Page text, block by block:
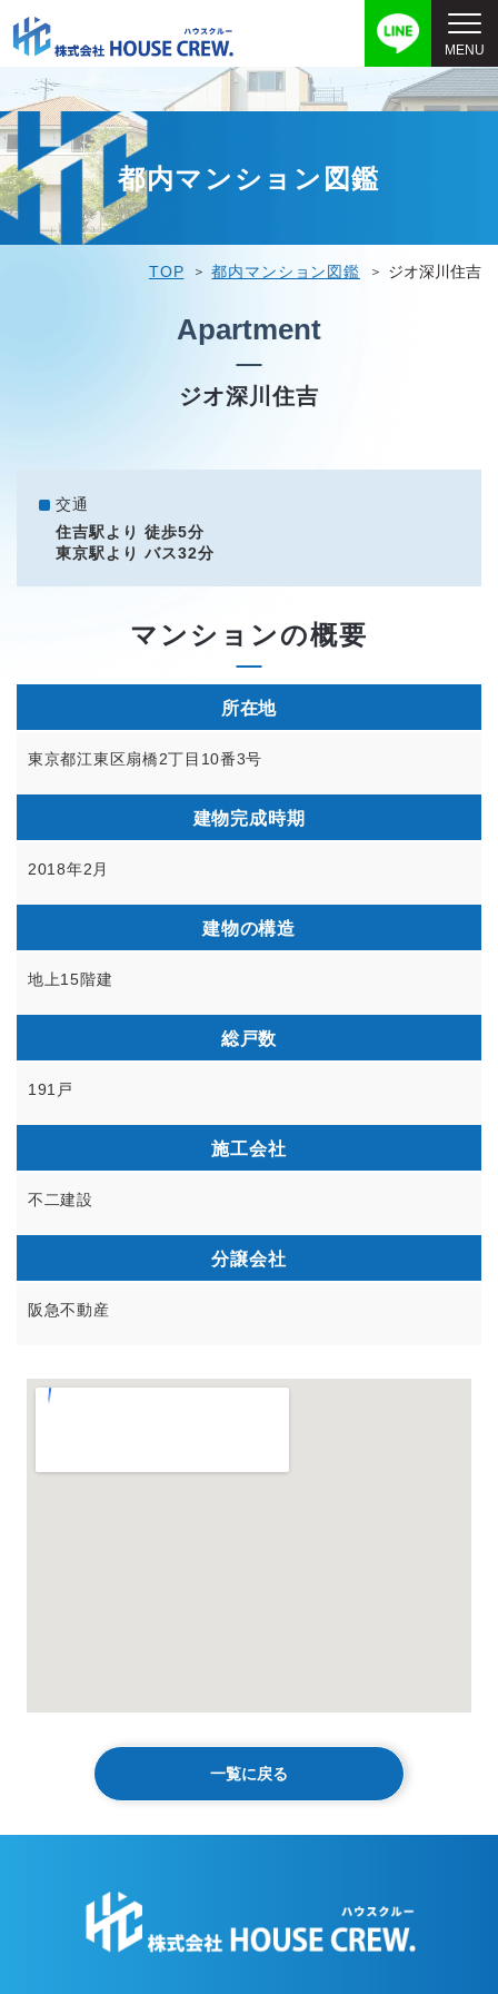
都内マンション図鑑
TOP 都内マンション図鑑 ジオ深川住吉
Apartment
ジオ深川住吉
交通
住吉駅より 徒歩5分
東京駅より バス32分
マンションの概要
所在地
東京都江東区扇橋2丁目10番3号
建物完成時期
2018年2月
建物の構造
地上15階建
総戸数
191戸
施工会社
不二建設
分譲会社
阪急不動産
一覧に戻る